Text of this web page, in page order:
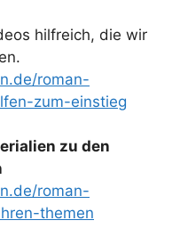
hilfreich, die wir
roman-
zum-einstieg
zu den
roman-
themen